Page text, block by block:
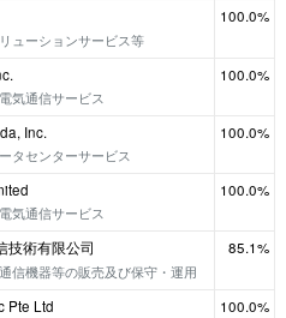
ューションサービス等
100.0%
気通信サービス
100.0%
Inc.
タセンターサービス
100.0%
気通信サービス
100.0%
技術有限公司
信機器等の販売及び保守・運用
85.1%
Pte Ltd
100.0%